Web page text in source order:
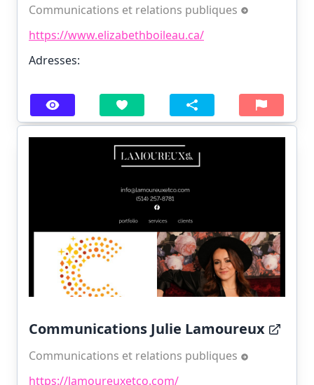
Communications et relations publiques
https://www.elizabethboileau.ca/
Adresses:
Communications Julie Lamoureux
Communications et relations publiques
https://lamoureuxetco.com/